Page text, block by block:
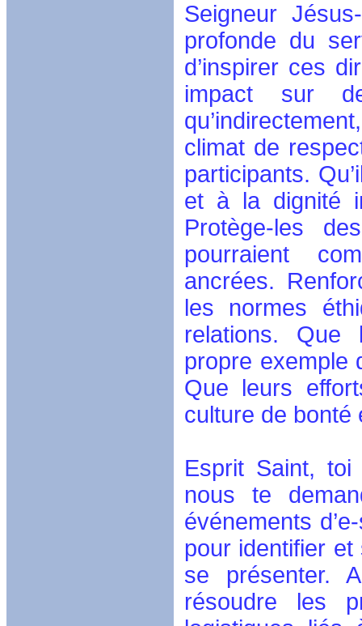
Seigneur
profonde du
d’inspirer ces
impact sur
climat de
participants.
et à la dignité
Protège-les
pourraient
ancrées.
les normes
relations. Que
propre exemple
Que leurs
culture de bonté
Esprit Saint,
nous te
événements
pour identifier
se présenter.
résoudre les